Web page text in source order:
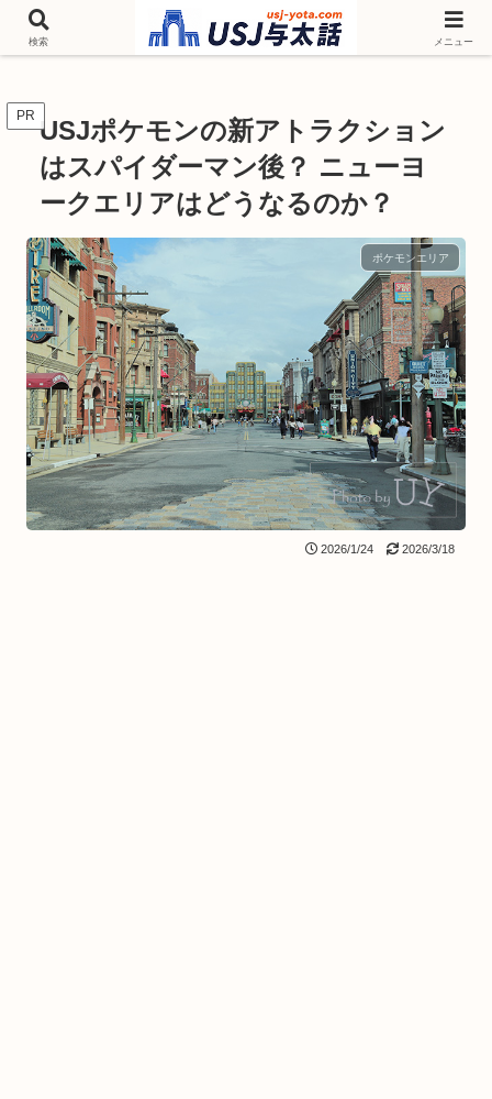
チケットやシーズンイベント ニンテンドーワールド アトラクションなどユニ
バを歩いて情報収集しています
PR USJポケモンの新アトラクション
はスパイダーマン後？ ニューヨ
ークエリアはどうなるのか？
ポケモンエリア
2026/1/24 2026/3/18
検索 メニュー